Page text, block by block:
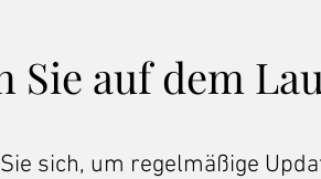
Sie auf dem
sich, um regelmäßige